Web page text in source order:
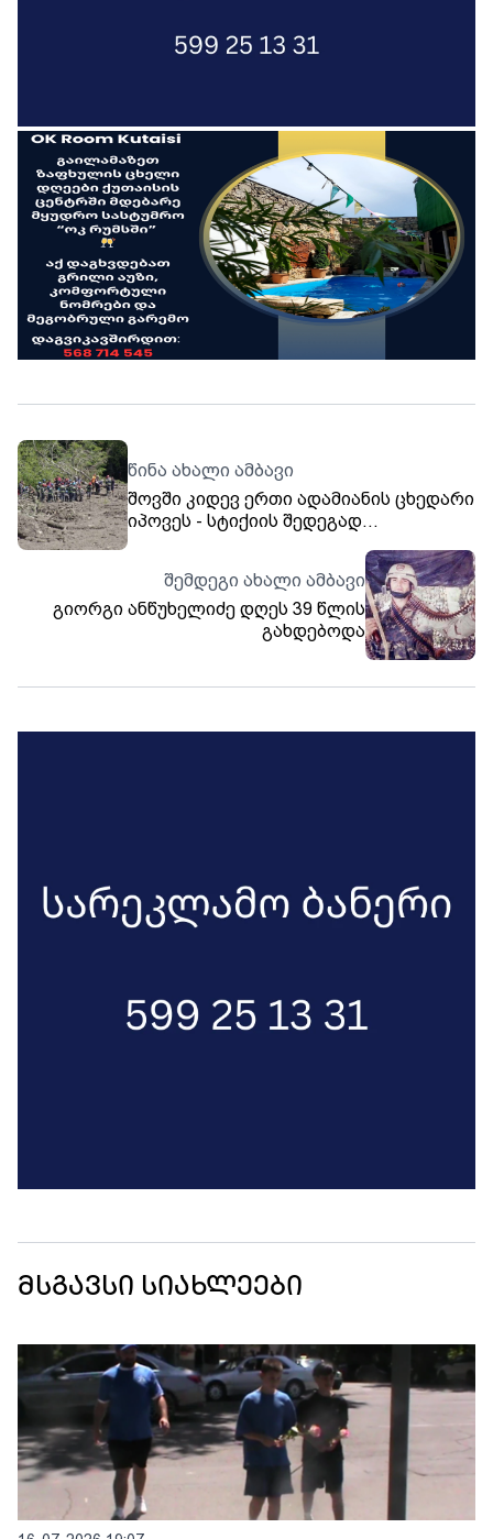
წინა ახალი ამბავი
შოვში კიდევ ერთი ადამიანის ცხედარი
იპოვეს - სტიქიის შედეგად
შემდეგი ახალი ამბავი
გიორგი ანწუხელიძე დღეს 39 წლის
გახდებოდა
მსგავსი სიახლეები